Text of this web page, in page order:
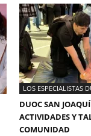
LOS ESPECIALISTAS
DUOC SAN
ACTIVIDADES Y
COMUNIDAD